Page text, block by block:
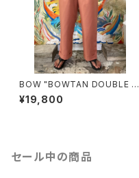
BOW "BOWTAN DOUBLE P
OLYESTER GABARDINE"(S
MOKE PINK)
¥19,800
セール中の商品